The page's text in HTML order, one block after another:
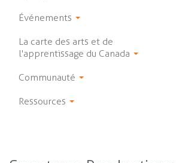
Événements
La carte des arts et de
l'apprentissage du Canada
Communauté
Ressources